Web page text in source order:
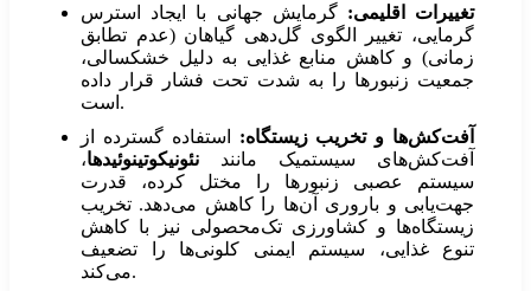
تغییرات اقلیمی: گرمایش جهانی با ایجاد استرس
گرمایی، تغییر الگوی گل‌دهی گیاهان (عدم تطابق
زمانی) و کاهش منابع غذایی به دلیل خشکسالی،
جمعیت زنبورها را به شدت تحت فشار قرار داده
است.
آفت‌کش‌ها و تخریب زیستگاه: استفاده گسترده از
آفت‌کش‌های سیستمیک مانند نئونیکوتینوئیدها،
سیستم عصبی زنبورها را مختل کرده، قدرت
جهت‌یابی و باروری آن‌ها را کاهش می‌دهد. تخریب
زیستگاه‌ها و کشاورزی تک‌محصولی نیز با کاهش
تنوع غذایی، سیستم ایمنی کلونی‌ها را تضعیف
می‌کند.